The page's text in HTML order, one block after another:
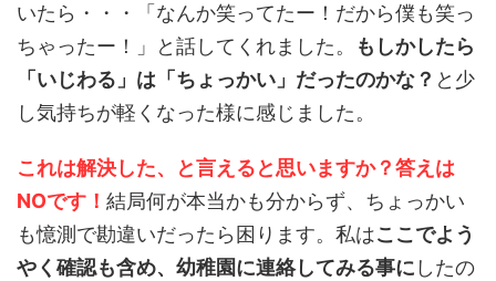
いたら・・・「なんか笑ってたー！だから僕も笑っ
ちゃったー！」と話してくれました。
もしかしたら
「いじわる」は「ちょっかい」だったのかな？ と少
し気持ちが軽くなった様に感じました。
これは解決した、と言えると思いますか？答えは
NOです！ 結局何が本当かも分からず、ちょっかい
も憶測で勘違いだったら困ります。私はここでよう
やく確認も含め、幼稚園に連絡してみる事に したの